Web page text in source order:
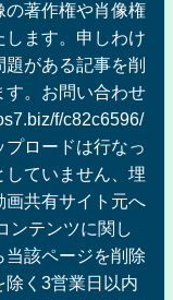
の著作権や肖像権
ます。申しわけ
がある記事を削
す。お問い合わせ
f/c82c6596/
ロードは行なっ
ていません、埋
画共有サイト元へ
ンテンツに関し
該ページを削除
除く3営業日以内